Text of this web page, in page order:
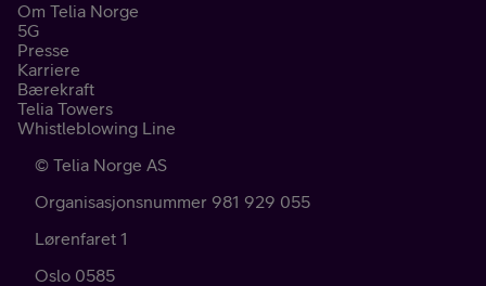
Om Telia Norge
5G
Presse
Karriere
Bærekraft
Telia Towers
Whistleblowing Line
© Telia Norge AS
Organisasjonsnummer 981 929 055
Lørenfaret 1
Oslo 0585